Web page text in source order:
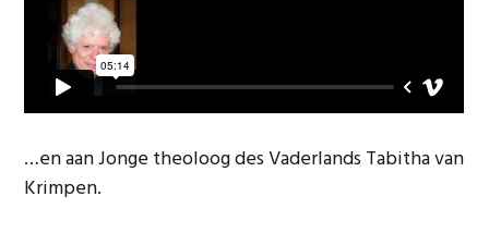
…en aan Jonge theoloog des Vaderlands Tabitha van
Krimpen.